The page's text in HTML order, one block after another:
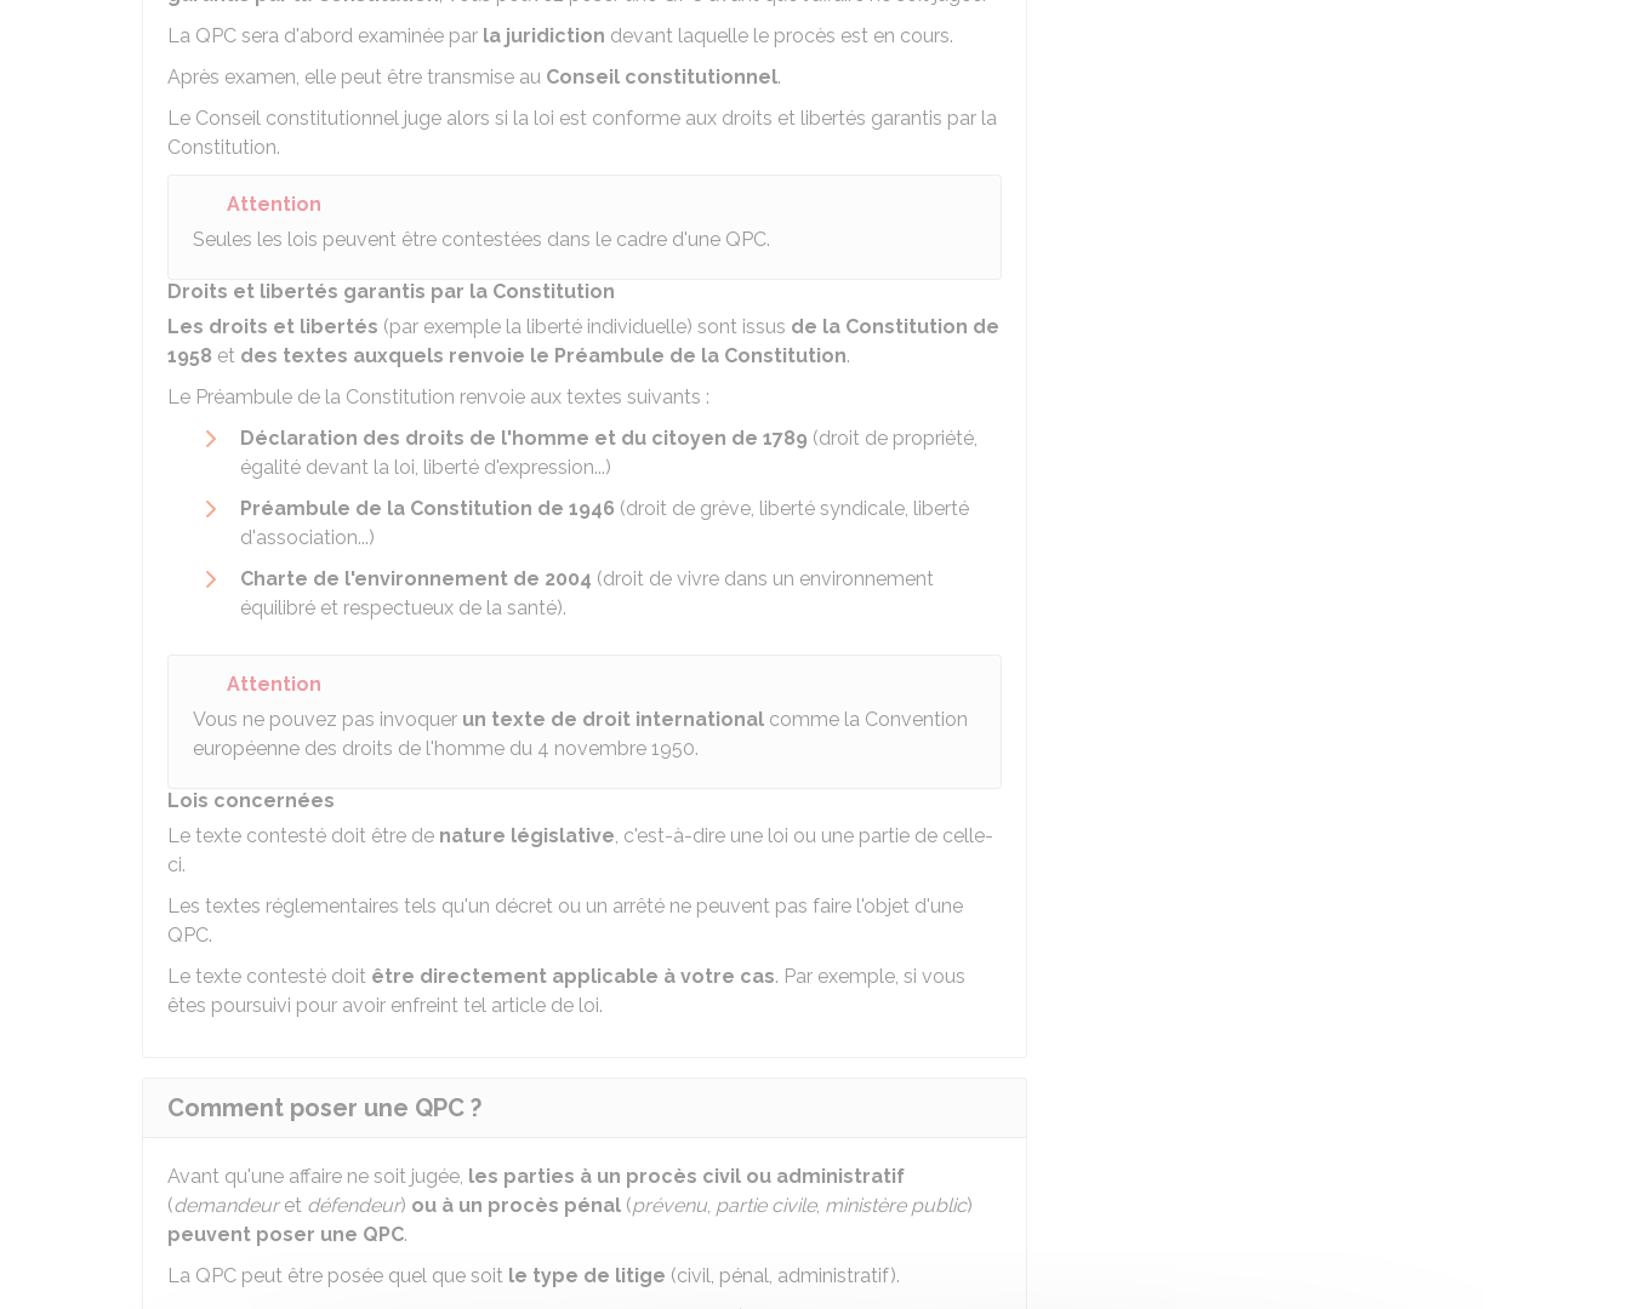
La QPC sera d'abord examinée par la juridiction devant laquelle le procès est en cours.
Après examen, elle peut être transmise au Conseil constitutionnel.
Le Conseil constitutionnel juge alors si la loi est conforme aux droits et libertés garantis par la
Constitution.
Attention
Seules les lois peuvent être contestées dans le cadre d'une QPC.
Droits et libertés garantis par la Constitution
Les droits et libertés (par exemple la liberté individuelle) sont issus de la Constitution de
1958 et des textes auxquels renvoie le Préambule de la Constitution.
Le Préambule de la Constitution renvoie aux textes suivants :
Déclaration des droits de l'homme et du citoyen de 1789 (droit de propriété,
égalité devant la loi, liberté d'expression...)
Préambule de la Constitution de 1946 (droit de grève, liberté syndicale, liberté
d'association...)
Charte de l'environnement de 2004 (droit de vivre dans un environnement
équilibré et respectueux de la santé).
Attention
Vous ne pouvez pas invoquer un texte de droit international comme la Convention
européenne des droits de l'homme du 4 novembre 1950.
Lois concernées
Le texte contesté doit être de nature législative, c'est-à-dire une loi ou une partie de celle-
ci.
Les textes réglementaires tels qu'un décret ou un arrêté ne peuvent pas faire l'objet d'une
QPC.
Le texte contesté doit être directement applicable à votre cas. Par exemple, si vous
êtes poursuivi pour avoir enfreint tel article de loi.
Comment poser une QPC ?
Avant qu'une affaire ne soit jugée, les parties à un procès civil ou administratif
(demandeuret défendeur) ou à un procès pénal (prévenu, partie civile, ministère public)
peuvent poser une QPC.
La QPC peut être posée quel que soit le type de litige (civil, pénal, administratif).